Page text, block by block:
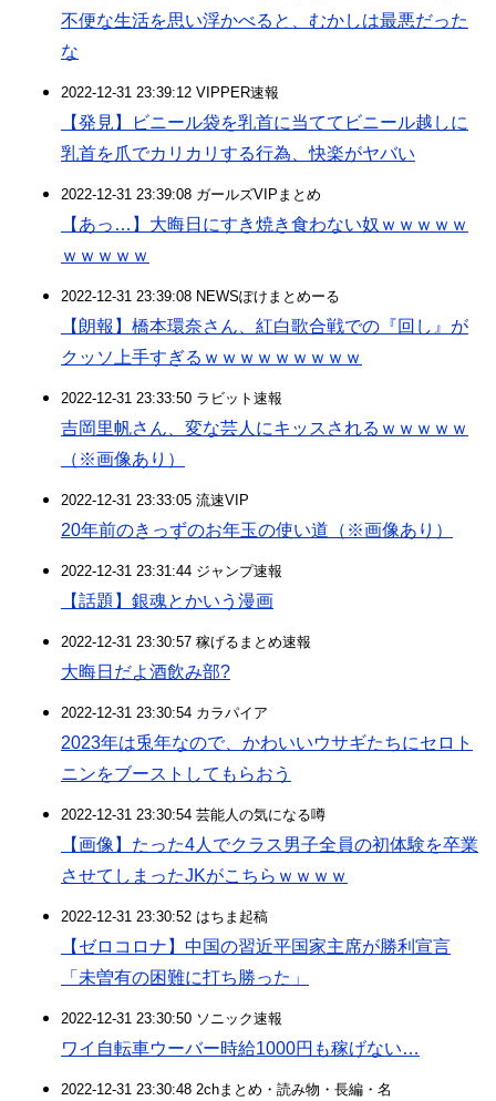
不便な生活を思い浮かべると、むかしは最悪だった
な
2022-12-31 23:39:12 VIPPER速報
【発見】ビニール袋を乳首に当ててビニール越しに
乳首を爪でカリカリする行為、快楽がヤバい
2022-12-31 23:39:08 ガールズVIPまとめ
【あっ…】大晦日にすき焼き食わない奴ｗｗｗｗｗ
ｗｗｗｗｗ
2022-12-31 23:39:08 NEWSぽけまとめーる
【朗報】橋本環奈さん、紅白歌合戦での『回し』が
クッソ上手すぎるｗｗｗｗｗｗｗｗｗ
2022-12-31 23:33:50 ラビット速報
吉岡里帆さん、変な芸人にキッスされるｗｗｗｗｗ
（※画像あり）
2022-12-31 23:33:05 流速VIP
20年前のきっずのお年玉の使い道（※画像あり）
2022-12-31 23:31:44 ジャンプ速報
【話題】銀魂とかいう漫画
2022-12-31 23:30:57 稼げるまとめ速報
大晦日だよ酒飲み部?
2022-12-31 23:30:54 カラパイア
2023年は兎年なので、かわいいウサギたちにセロト
ニンをブーストしてもらおう
2022-12-31 23:30:54 芸能人の気になる噂
【画像】たった4人でクラス男子全員の初体験を卒業
させてしまったJKがこちらｗｗｗｗ
2022-12-31 23:30:52 はちま起稿
【ゼロコロナ】中国の習近平国家主席が勝利宣言
「未曽有の困難に打ち勝った」
2022-12-31 23:30:50 ソニック速報
ワイ自転車ウーバー時給1000円も稼げない…
2022-12-31 23:30:48 2chまとめ・読み物・長編・名